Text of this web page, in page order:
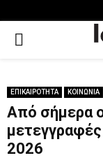
PRIMARY
ΕΠΙΚΑΙΡΟΤΗΤΑ ΚΟΙΝΩΝΙΑ
Από σήμερα
2026